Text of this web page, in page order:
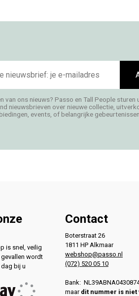
van ons nieuws? Passo en Tall People sturen
nieuwsbrieven over nieuwe collectie,
events, of belangrijke
is snel, veilig
wordt
bij u
Contact
Boterstraat 26
1811 HP Alkmaar
webshop@passo.nl
(072) 520 05 10
Bank:
maardit nummer is niet